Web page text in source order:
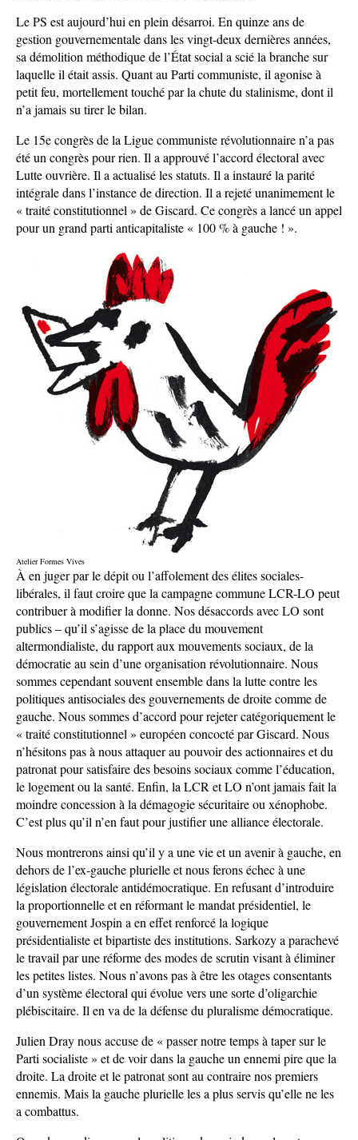
Le PS est aujourd’hui en plein désarroi. En quinze ans de
gestion gouvernementale dans les vingt-deux dernières années,
sa démolition méthodique de l’État social a scié la branche sur
laquelle il était assis. Quant au Parti communiste, il agonise à
petit feu, mortellement touché par la chute du stalinisme, dont il
n’a jamais su tirer le bilan.
Le 15e congrès de la Ligue communiste révolutionnaire n’a pas
été un congrès pour rien. Il a approuvé l’accord électoral avec
Lutte ouvrière. Il a actualisé les statuts. Il a instauré la parité
intégrale dans l’instance de direction. Il a rejeté unanimement le
« traité constitutionnel » de Giscard. Ce congrès a lancé un appel
pour un grand parti anticapitaliste « 100 % à gauche ! ».
Atelier Formes Vives
À en juger par le dépit ou l’affolement des élites sociales-
libérales, il faut croire que la campagne commune LCR-LO peut
contribuer à modifier la donne. Nos désaccords avec LO sont
publics – qu’il s’agisse de la place du mouvement
altermondialiste, du rapport aux mouvements sociaux, de la
démocratie au sein d’une organisation révolutionnaire. Nous
sommes cependant souvent ensemble dans la lutte contre les
politiques antisociales des gouvernements de droite comme de
gauche. Nous sommes d’accord pour rejeter catégoriquement le
« traité constitutionnel » européen concocté par Giscard. Nous
n’hésitons pas à nous attaquer au pouvoir des actionnaires et du
patronat pour satisfaire des besoins sociaux comme l’éducation,
le logement ou la santé. Enfin, la LCR et LO n’ont jamais fait la
moindre concession à la démagogie sécuritaire ou xénophobe.
C’est plus qu’il n’en faut pour justifier une alliance électorale.
Nous montrerons ainsi qu’il y a une vie et un avenir à gauche, en
dehors de l’ex-gauche plurielle et nous ferons échec à une
législation électorale antidémocratique. En refusant d’introduire
la proportionnelle et en réformant le mandat présidentiel, le
gouvernement Jospin a en effet renforcé la logique
présidentialiste et bipartiste des institutions. Sarkozy a parachevé
le travail par une réforme des modes de scrutin visant à éliminer
les petites listes. Nous n’avons pas à être les otages consentants
d’un système électoral qui évolue vers une sorte d’oligarchie
plébiscitaire. Il en va de la défense du pluralisme démocratique.
Julien Dray nous accuse de « passer notre temps à taper sur le
Parti socialiste » et de voir dans la gauche un ennemi pire que la
droite. La droite et le patronat sont au contraire nos premiers
ennemis. Mais la gauche plurielle les a plus servis qu’elle ne les
a combattus.